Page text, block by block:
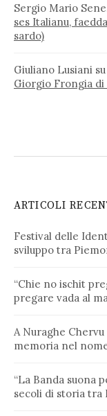
Sergio Mario
ses Italianu,
sardo)
Giuliano Lusiani su
Giorgio Frongia di
ARTICOLI
Festival delle
sviluppo tra
“Chie no ischit
pregare vada al
A Nuraghe
memoria nel
“La Banda suona
secoli di storia tra